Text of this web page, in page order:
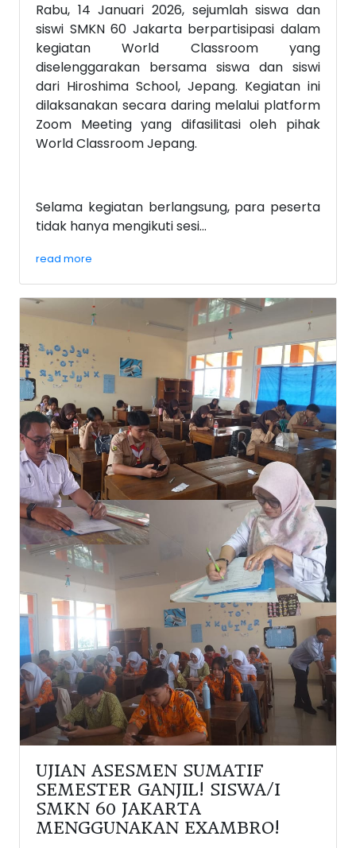
Rabu, 14 Januari 2026, sejumlah siswa dan
siswi SMKN 60 Jakarta berpartisipasi dalam
kegiatan World Classroom yang
diselenggarakan bersama siswa dan siswi
dari Hiroshima School, Jepang. Kegiatan ini
dilaksanakan secara daring melalui platform
Zoom Meeting yang difasilitasi oleh pihak
World Classroom Jepang.
Selama kegiatan berlangsung, para peserta
tidak hanya mengikuti sesi...
read more
UJIAN ASESMEN SUMATIF
SEMESTER GANJIL! SISWA/I
SMKN 60 JAKARTA
MENGGUNAKAN EXAMBRO!